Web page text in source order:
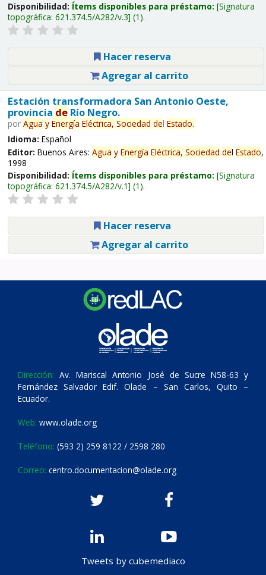
Disponibilidad: Ítems disponibles para préstamo: Signatura
topográfica: 621.374.5/A282/v.3 (1).
Hacer reserva
Agregar al carrito
Estación transformadora San Antonio Oeste,
provincia deRío Negro.
por Agua y Energía Eléctrica, Sociedad del Estado.
Idioma: Español
Editor: Buenos Aires: Agua y Energía Eléctrica, Sociedad del Estado,
1998
Disponibilidad: Ítems disponibles para préstamo: Signatura
topográfica: 621.374.5/A282/v.1 (1).
Hacer reserva
Agregar al carrito
Dirección: Av. Mariscal Antonio José de Sucre N58-63 y
Fernández Salvador Edif. Olade – San Carlos, Quito –
Ecuador.
Web: www.olade.org
Teléfono: (593 2) 259 8122 / 2598 280
Correo: centro.documentacion@olade.org
Tweets by cubemediaco